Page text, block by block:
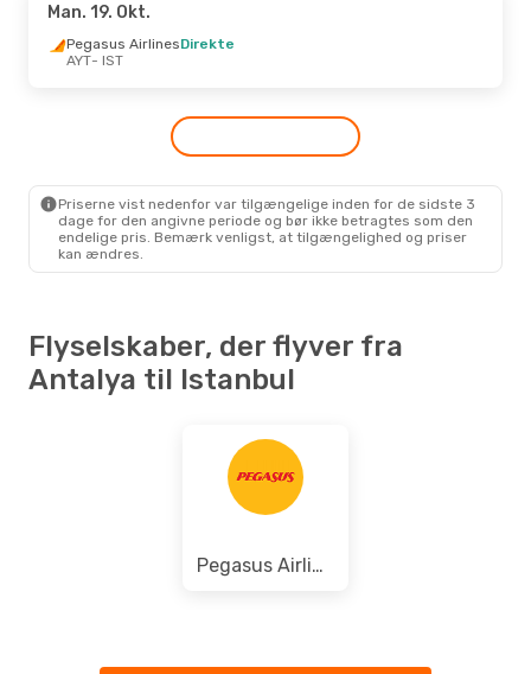
Man. 19. Okt.
Pegasus AirlinesDirekte
AYT- IST
Priserne vist nedenfor var tilgængelige inden for de sidste 3
dage for den angivne periode og bør ikke betragtes som den
endelige pris. Bemærk venligst, at tilgængelighed og priser
kan ændres.
Flyselskaber, der flyver fra
Antalya til Istanbul
Pegasus Airlines